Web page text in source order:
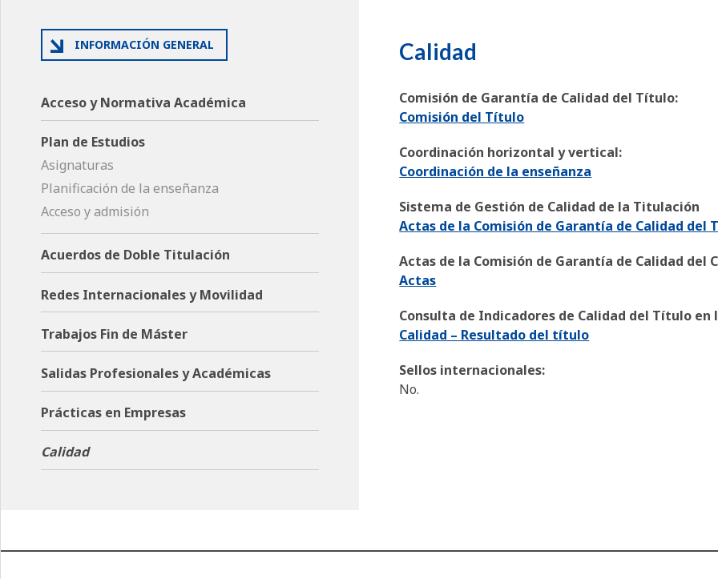
are
Calidad
Comisión de Garantía de Calidad del Título:
Comisión del Título
Coordinación horizontal y vertical:
Coordinación de la enseñanza
Sistema de Gestión de Calidad de la Titulación
Actas de la Comisión de Garantía de Calidad del
Actas de la Comisión de Garantía de Calidad del
Actas
Consulta de Indicadores de Calidad del Título en
Calidad – Resultado del título
Sellos internacionales:
No.
INFORMACIÓN GENERAL
Acceso y Normativa Académica
Plan de Estudios
Asignaturas
Planificación de la enseñanza
Acceso y admisión
Acuerdos de Doble Titulación
Redes Internacionales y Movilidad
Trabajos Fin de Máster
Salidas Profesionales y Académicas
Prácticas en Empresas
Calidad